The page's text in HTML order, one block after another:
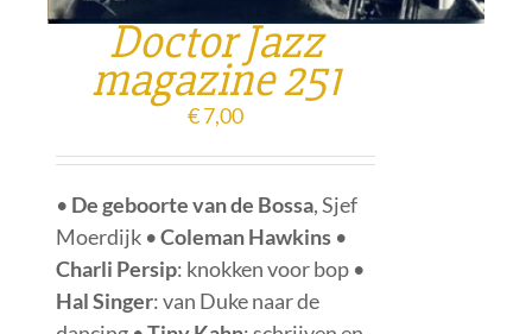
Doctor Jazz
magazine 251
€7,00
• De geboorte van de Bossa, Sjef
Moerdijk •Coleman Hawkins •
Charli Persip: knokken voor bop •
Hal Singer: van Duke naar de